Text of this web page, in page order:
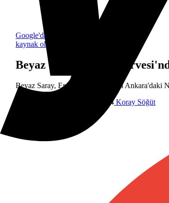
Google'da tercih edilen
kaynak olarak ekle
Beyaz Saray, NATO
Beyaz Saray, Erdoğan ve Trump'ın Ankara'daki
9 Temmuz 2026 19:44 Koray Söğüt